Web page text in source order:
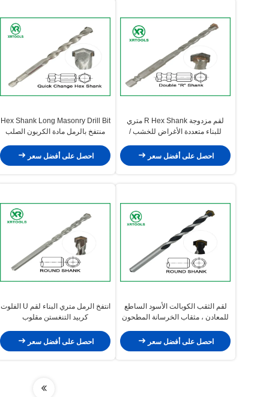
لقم مزدوجة R Hex Shank متري
للبناء متعددة الأغراض للخشب /
احصل على أفضل سعر
Hex Shank Long Masonry Drill Bit
منتفخ بالرمل مادة الكربون الصلب
احصل على أفضل سعر
لقم الثقب الكوبالت الأسود الساطع
للمعادن ، مثقاب الخرسانة المطحون
احصل على أفضل سعر
انتفخ الرمل متري البناء لقم U الفلوت
كربيد التنغستن مقلوب
احصل على أفضل سعر